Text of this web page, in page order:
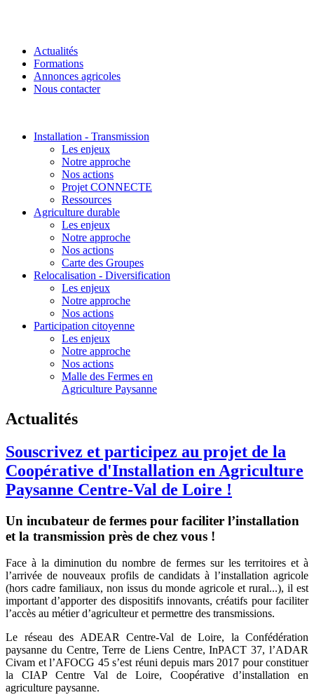
Actualités
Formations
Annonces agricoles
Nous contacter
Installation - Transmission
Les enjeux
Notre approche
Nos actions
Projet CONNECTE
Ressources
Agriculture durable
Les enjeux
Notre approche
Nos actions
Carte des Groupes
Relocalisation - Diversification
Les enjeux
Notre approche
Nos actions
Participation citoyenne
Les enjeux
Notre approche
Nos actions
Malle des Fermes en
Agriculture Paysanne
Actualités
Souscrivez et participez au projet de la
Coopérative d'Installation en Agriculture
Paysanne Centre-Val de Loire !
Un incubateur de fermes pour faciliter l’installation
et la transmission près de chez vous !
Face à la diminution du nombre de fermes sur les territoires et à
l’arrivée de nouveaux profils de candidats à l’installation agricole
(hors cadre familiaux, non issus du monde agricole et rural...), il est
important d’apporter des dispositifs innovants, créatifs pour faciliter
l’accès au métier d’agriculteur et permettre des transmissions.
Le réseau des ADEAR Centre-Val de Loire, la Confédération
paysanne du Centre, Terre de Liens Centre, InPACT 37, l’ADAR
Civam et l’AFOCG 45 s’est réuni depuis mars 2017 pour constituer
la CIAP Centre Val de Loire, Coopérative d’installation en
agriculture paysanne.